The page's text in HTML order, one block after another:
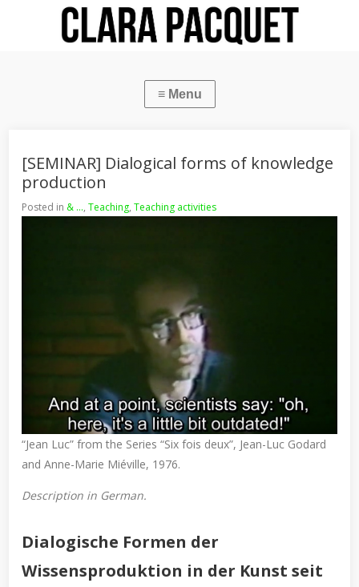
[SEMINAR] Dialogical forms of knowledge
production
Posted in & ...,Teaching,Teaching activities
“Jean Luc” from the Series “Six fois deux”, Jean-Luc Godard
and Anne-Marie Miéville, 1976.
Description in German.
Dialogische Formen der
Wissensproduktion in der Kunst seit